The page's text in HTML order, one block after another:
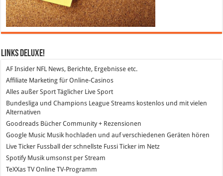
Links DeLuXe!
AF Insider NFL News, Berichte, Ergebnisse etc.
Affiliate Marketing für Online-Casinos
Alles außer Sport Täglicher Live Sport
Bundesliga und Champions League Streams kostenlos und mit vielen
Alternativen
Goodreads Bücher Community + Rezensionen
Google Music Musik hochladen und auf verschiedenen Geräten hören
Live Ticker Fussball der schnellste Fussi Ticker im Netz
SpotifyMusik umsonst per Stream
TeXXas TVOnline TV-Programm